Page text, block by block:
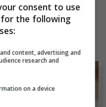
tornare come
consent to use
the following
content, advertising and
research and
on a device